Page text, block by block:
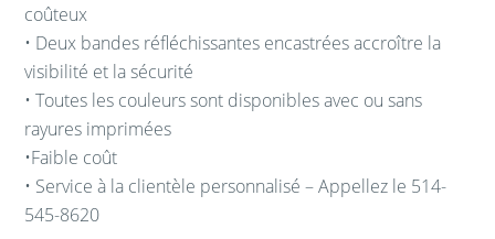
coûteux
• Deux bandes réfléchissantes encastréesaccroître la
visibilité et la sécurité
• Toutes les couleurssont disponiblesavec ou sans
rayures imprimées
•Faible coût
• Service à la clientèle personnalisé –Appellez le 514-
545-8620